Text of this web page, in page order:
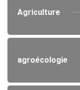
Agriculture
agroécologie